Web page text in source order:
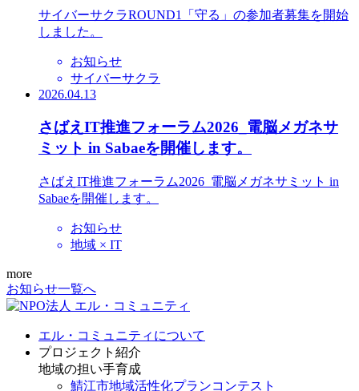
サイバーサクラROUND1「守る」の参加者募集を開始
しました。
お知らせ
サイバーサクラ
2026.04.13
さばえIT推進フォーラム2026_電脳メガネサ
ミット in Sabaeを開催します。
さばえIT推進フォーラム2026_電脳メガネサミット in
Sabaeを開催します。
お知らせ
地域 × IT
more
お知らせ一覧へ
エル・コミュニティについて
プロジェクト紹介
地域の担い手育成
鯖江市地域活性化プランコンテスト